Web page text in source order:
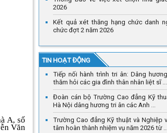
A, số
Văn
2026
Kết quả xét thăng hạng chức danh
chức đợt 2 năm 2026
TIN HOẠT ĐỘNG
Tiếp nối hành trình tri ân: Dâng
thăm hỏi các gia đình thân nhân liệt sĩ ...
Đoàn cán bộ Trường Cao đẳng Kỹ
Hà Nội dâng hương tri ân các Anh ...
Trường Cao đẳng Kỹ thuật và Nghiệp
tâm hoàn thành nhiệm vụ năm 2026 từ ...